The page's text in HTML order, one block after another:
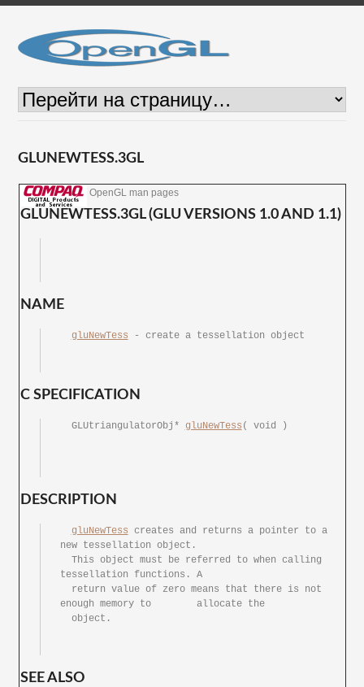
GLUNEWTESS.3GL
OpenGL man pages
GLUNEWTESS.3GL (GLU VERSIONS 1.0 AND 1.1)
NAME
gluNewTess - create a	tessellation object
C SPECIFICATION
  GLUtriangulatorObj*
gluNewTess ( void )
DESCRIPTION
gluNewTess creates and returns a pointer to a
new tessellation object.
tessellation functions.	A
enough memory to	allocate the
SEE ALSO